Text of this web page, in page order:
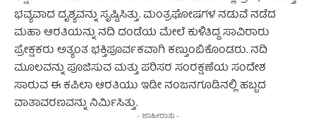
ಭವ್ಯವಾದ ದೃಶ್ಯವನ್ನು ಸೃಷ್ಟಿಸಿತ್ತು. ಮಂತ್ರಘೋಷಗಳ ನಡುವೆ ನಡೆದ
ಮಹಾ ಆರತಿಯನ್ನು ನದಿ ದಂಡೆಯ ಮೇಲೆ ಕುಳಿತಿದ್ದ ಸಾವಿರಾರು
ಪ್ರೇಕ್ಷಕರು ಅತ್ಯಂತ ಭಕ್ತಿಪೂರ್ವಕವಾಗಿ ಕಣ್ತುಂಬಿಕೊಂಡರು. ನದಿ
ಮೂಲವನ್ನು ಪೂಜಿಸುವ ಮತ್ತು ಪರಿಸರ ಸಂರಕ್ಷಣೆಯ ಸಂದೇಶ
ಸಾರುವ ಈ ಕಪಿಲಾ ಆರತಿಯು ಇಡೀ ನಂಜನಗೂಡಿನಲ್ಲಿ ಹಬ್ಬದ
ವಾತಾವರಣವನ್ನು ನಿರ್ಮಿಸಿತ್ತು.
- ಜಾಹೀರಾತು -